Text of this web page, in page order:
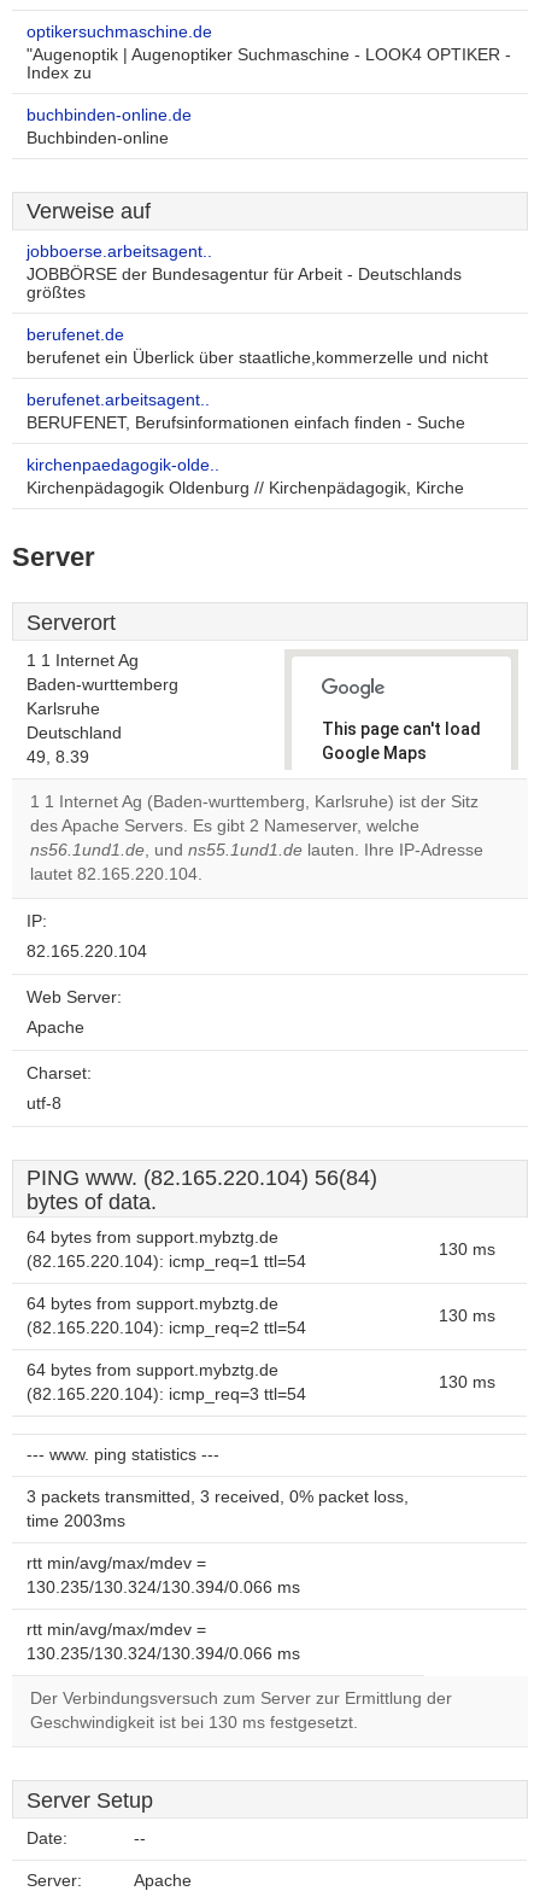
optikersuchmaschine.de
"Augenoptik | Augenoptiker Suchmaschine - LOOK4 OPTIKER -
Index zu
buchbinden-online.de
Buchbinden-online
Verweise auf
jobboerse.arbeitsagent..
JOBBÖRSE der Bundesagentur für Arbeit - Deutschlands
größtes
berufenet.de
berufenet ein Überlick über staatliche,kommerzelle und nicht
berufenet.arbeitsagent..
BERUFENET, Berufsinformationen einfach finden - Suche
kirchenpaedagogik-olde..
Kirchenpädagogik Oldenburg // Kirchenpädagogik, Kirche
Server
Serverort
1 1 Internet Ag
Baden-wurttemberg
Karlsruhe
Deutschland
49, 8.39
This page can't load
Google Maps
correctly.
Do you
own this
OK
1 1 Internet Ag (Baden-wurttemberg, Karlsruhe) ist der Sitz
des Apache Servers. Es gibt 2 Nameserver, welche
ns56.1und1.de, und ns55.1und1.de lauten. Ihre IP-Adresse
lautet 82.165.220.104.
IP:
82.165.220.104
Web Server:
Apache
Charset:
utf-8
PING www. (82.165.220.104) 56(84)
bytes of data.
64 bytes from support.mybztg.de
(82.165.220.104): icmp_req=1 ttl=54
130 ms
64 bytes from support.mybztg.de
(82.165.220.104): icmp_req=2 ttl=54
130 ms
64 bytes from support.mybztg.de
(82.165.220.104): icmp_req=3 ttl=54
130 ms
--- www. ping statistics ---
3 packets transmitted, 3 received, 0% packet loss,
time 2003ms
rtt min/avg/max/mdev =
130.235/130.324/130.394/0.066 ms
rtt min/avg/max/mdev =
130.235/130.324/130.394/0.066 ms
Der Verbindungsversuch zum Server zur Ermittlung der
Geschwindigkeit ist bei 130 ms festgesetzt.
Server Setup
Date: --
Server: Apache